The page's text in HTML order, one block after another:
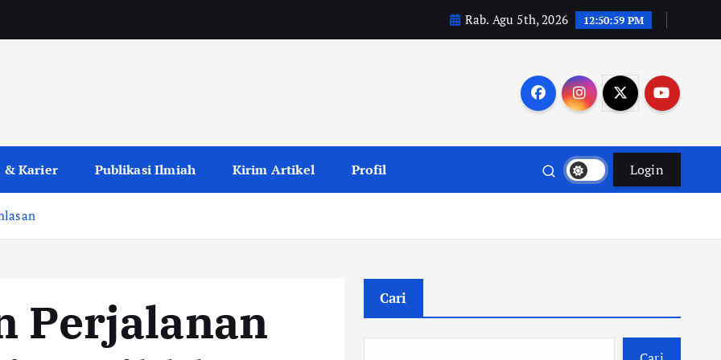
Rab. Agu 5th, 2026 12:51:00 PM
& Karier Publikasi Ilmiah Kirim Artikel Profil Login
Perjalanan
Cari